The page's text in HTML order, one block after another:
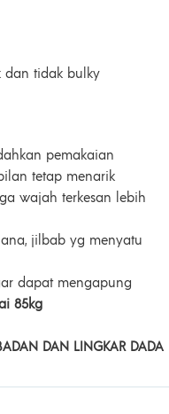
dan tidak bulky
pemakaian
tetap menarik
wajah terkesan lebih
jilbab yg menyatu
dapat mengapung
85kg
DAN LINGKAR DADA